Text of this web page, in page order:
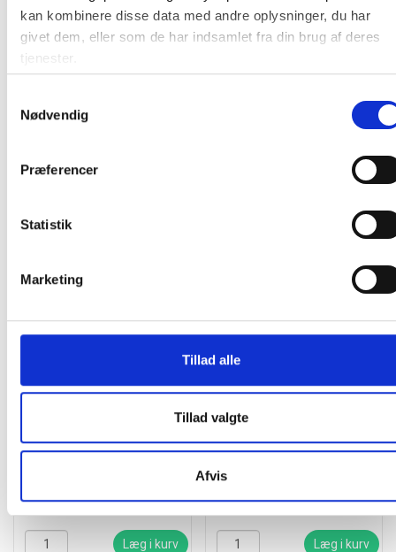
kan kombinere disse data med andre oplysninger, du har
givet dem, eller som de har indsamlet fra din brug af deres
tjenester.
Nødvendig
Præferencer
Statistik
Marketing
Tillad alle
Tillad valgte
Afvis
25,25 / rulle
Gratis levering
antracit
Læg i kurv
Gratis levering
Bica Basic 886
affaldsbeholder 2x45 liter
åben og med låg antracit
Læg i kurv